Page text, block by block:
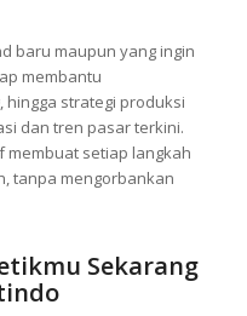
baru maupun yang ingin
membantu
hingga strategi produksi
dan tren pasar terkini.
setiap langkah
tanpa mengorbankan
Sekarang